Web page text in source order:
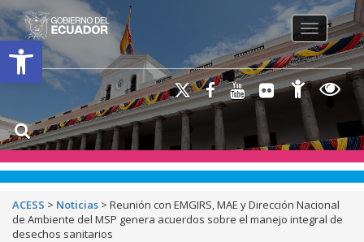
Open toolbar
Toggle
ACESS > Noticias > Reunión con EMGIRS, MAE y Dirección Nacional
de Ambiente del MSP genera acuerdos sobre el manejo integral de
desechos sanitarios